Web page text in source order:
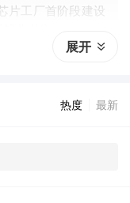
工厂首阶段建设
展开
热度 最新